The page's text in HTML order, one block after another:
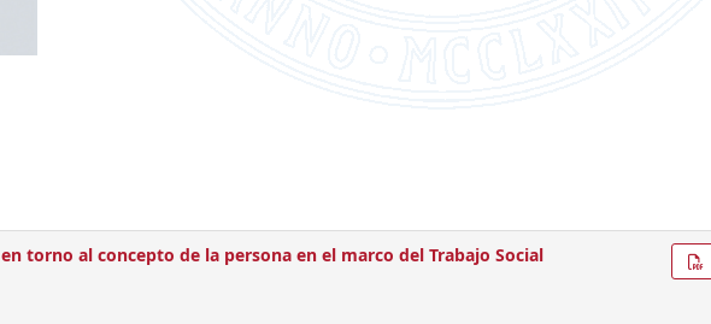
torno al concepto de la persona en el marco del Trabajo Social